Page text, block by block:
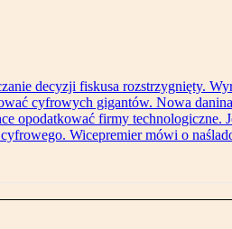
decyzji fiskusa rozstrzygnięty.
cyfrowych gigantów. Nowa
opodatkować firmy technologiczne.
Wicepremier mówi o